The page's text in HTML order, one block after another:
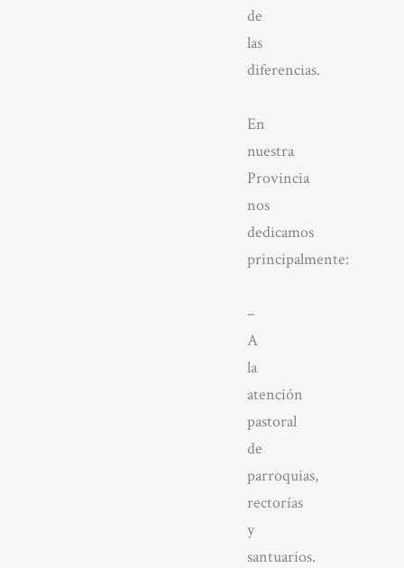
de
las
diferencias.
En
nuestra
Provincia
nos
dedicamos
principalmente:
–
A
la
atención
pastoral
de
parroquias,
rectorías
y
santuarios.